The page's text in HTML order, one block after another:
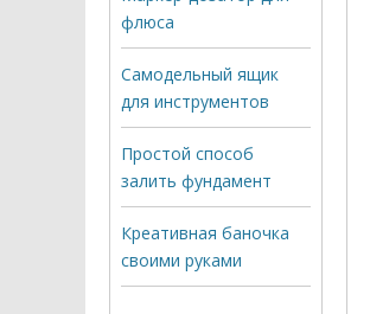
флюса
Самодельный ящик
для инструментов
Простой способ
залить фундамент
Креативная баночка
своими руками